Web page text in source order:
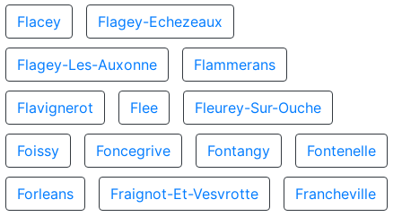
Flacey Flagey-Echezeaux
Flagey-Les-Auxonne Flammerans
Flavignerot Flee Fleurey-Sur-Ouche
Foissy Foncegrive Fontangy Fontenelle
Forleans Fraignot-Et-Vesvrotte Francheville